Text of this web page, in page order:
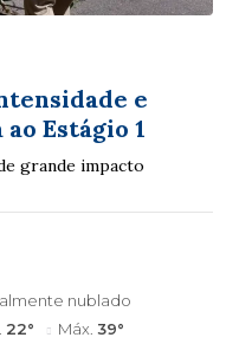
e
Estágio 1
grande impacto
nublado
22° Máx. 39°